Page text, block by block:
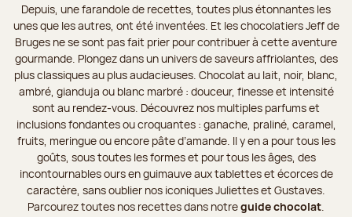
Depuis, une farandole de recettes, toutes plus étonnantes les
unes que les autres, ont été inventées. Et les chocolatiers Jeff de
Bruges ne se sont pas fait prier pour contribuer à cette aventure
gourmande. Plongez dans un univers de saveurs affriolantes, des
plus classiques au plus audacieuses. Chocolat au lait, noir, blanc,
ambré, gianduja ou blanc marbré : douceur, finesse et intensité
sont au rendez-vous. Découvrez nos multiples parfums et
inclusions fondantes ou croquantes : ganache, praliné, caramel,
fruits, meringue ou encore pâte d’amande. Il y en a pour tous les
goûts, sous toutes les formes et pour tous les âges, des
incontournables ours en guimauve aux tablettes et écorces de
caractère, sans oublier nos iconiques Juliettes et Gustaves.
Parcourez toutes nos recettes dans notreguide chocolat